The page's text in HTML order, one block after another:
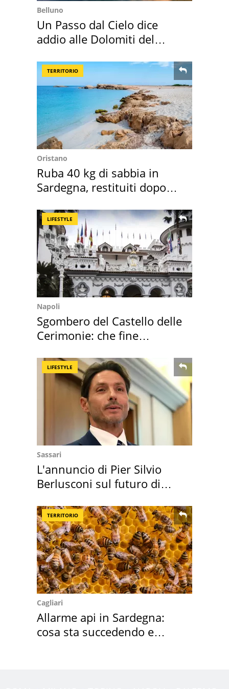
Belluno
Un Passo dal Cielo dice
addio alle Dolomiti del
TERRITORIO
Oristano
Ruba 40 kg di sabbia in
Sardegna, restituiti dopo
LIFESTYLE
Napoli
Sgombero del Castello delle
Cerimonie: che fine
LIFESTYLE
Sassari
L'annuncio di Pier Silvio
Berlusconi sul futuro di
TERRITORIO
Cagliari
Allarme api in Sardegna:
cosa sta succedendo e